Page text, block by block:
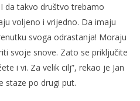
da takvo društvo trebamo
voljeno i vrijedno. Da imaju
svoga odrastanja! Moraju
svoje snove. Zato se priključite
i vi. Za velik cilj”, rekao je Jan
staze po drugi put.